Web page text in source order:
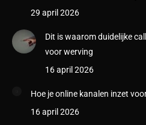
29 april 2026
Dit is waarom duidelijke
voor werving
16 april 2026
Hoe je online kanalen inzet
16 april 2026